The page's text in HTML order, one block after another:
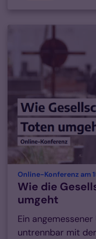
Online-Konferenz am
Wie die
umgeht
Ein
untrennbar mit